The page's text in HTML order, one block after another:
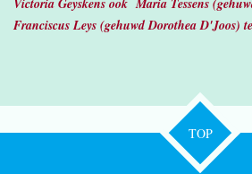
Franciscus Leys (gehuwd Dorothea D'Joos)
TOP